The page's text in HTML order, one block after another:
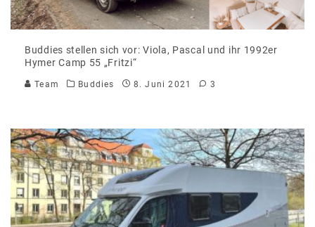
Buddies stellen sich vor: Viola, Pascal und ihr 1992er
Hymer Camp 55 „Fritzi“
Team Buddies 8. Juni 2021 3